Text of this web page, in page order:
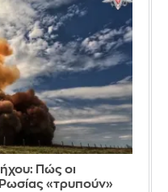
Πώς οι
Ρωσίας «τρυπούν»